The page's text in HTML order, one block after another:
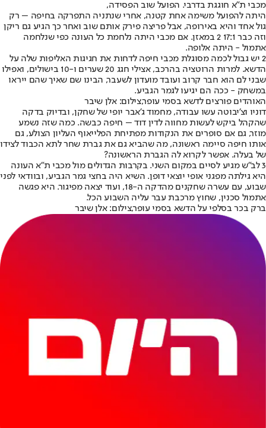
מכבי ת"א חוגגת בדרבי. הפועל שוב הפסידה,
היתה להפועל משימה אחת קטנה, אחרי שנתניה התפרקה בחיפה – רק
גול אחד והיא באירופה, אבל פריצה פירק אותם שוב ואחר כך הגיע גם ריקן
וזה כבר 17:1 2 במאזן. אם מכבי היתה נלחמת כל העונה כפי שנלחמה
אתמול - היתה אלופה.
2 יש גבול לכמה מסוגלת מכבי חיפה לדחות את חגיגות האליפות שלה על
הדשא. למרות הרוטציה בהרכב, אצילי חגג 20 שערים ו-10 בישולים, ואפילו
שבני לם הוא חבר קרוב ועובד מועדון לשעבר, הבינו שם שאיך שהם ייראו
במשחק - ככה הם יגיעו לגמר הגביע.
האוהדים פורצים לדשא בסמי עופר,צילום: אלן שיבר
דוניו וצ'יבוטה עשו עבודה, מחמוד ג'אבר יופי של שחקן, ובדיוק בדקה
שהקהל ביקש לעשות מחווה לדין דוד – חיפה כבשה. כמה שזה נשמע
מוזר, גם אם סופרים את הנקודות מפתיחת הפלייאוף העליון הצולע, גם
אותו חיפה סיימה ראשונה, מה שהביא גם את גברת שחר לתא הכבוד לצידו
של בעלה. אפשר לקרוא לה הגברת הראשונה?
3 לב"ש מגיע לסיים במקום השני. בקרבות הגדולים מול מכבי ת"א העונה
היא גילתה מפגני אופי יוצאי דופן. השיא היה בחצי גמר הגביע, ובוודאי לפני
שבוע, עם עשרה שחקנים מהדקה ה-18, ועוד יצאה מפיגור. היא פגשה
אתמול סכנין, שחוץ מרכבת עבר עליה השבוע הכל.
ברק בכר בסלפי על הדשא בסמי עופר,צילום: אלן שיבר